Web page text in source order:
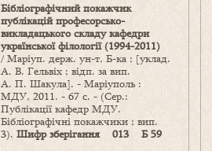
Бібліографічний покажчик
публікацій професорсько-
викладацького складу кафедри
української філології (1994-2011)
/ Маріуп. держ. ун-т, Б-ка ; [уклад.
А. В. Гельвіх ; відп. за вип.
А. П. Шакула]. - Маріуполь :
МДУ, 2011. - 67 с. - (Сер.:
Публікації кафедр МДУ.
Бібліографічні покажчики ; вип.
3). Шифр зберігання 013 Б 59